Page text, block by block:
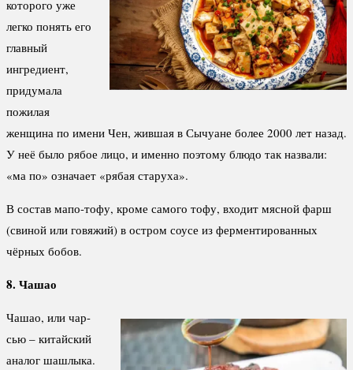
которого уже
легко понять его
главный
ингредиент,
придумала
пожилая
женщина по имени Чен, жившая в Сычуане более 2000 лет назад.
У неё было рябое лицо, и именно поэтому блюдо так назвали:
«ма по» означает «рябая старуха».
В состав мапо-тофу, кроме самого тофу, входит мясной фарш
(свиной или говяжий) в остром соусе из ферментированных
чёрных бобов.
8. Чашао
Чашао, или чар-
сью – китайский
аналог шашлыка.